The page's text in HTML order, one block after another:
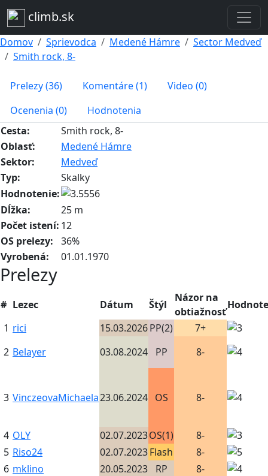
climb.sk
Domov Sprievodca Medené Hámre
Sector Medveď
Smith rock, 8-
Prelezy (36) Komentáre (1)
Video (0)
Ocenenia (0)
Hodnotenia
Cesta:
Smith rock, 8-
Oblasť:
Medené Hámre
Sektor:
Medveď
Typ:
Skalky
Hodnotenie:
Dĺžka:
25 m
Počet istení: 12
OS prelezy:
36%
Vyrobená:
01.01.1970
Prelezy
# Lezec Dátum Štýl
Názor na
obtiažnosť
1 rici 15.03.2026PP(2)
7+
2 Belayer 03.08.2024 PP 8-
3 VinczeovaMichaela23.06.2024 OS 8-
4 OLY 02.07.2023OS(1)
8-
5 Riso24 02.07.2023Flash
8-
6 mklino 20.05.2023 RP
8-